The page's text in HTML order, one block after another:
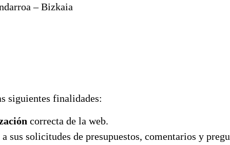
– Bizkaia
siguientes finalidades:
correcta de la web.
a sus solicitudes de presupuestos, comentarios y